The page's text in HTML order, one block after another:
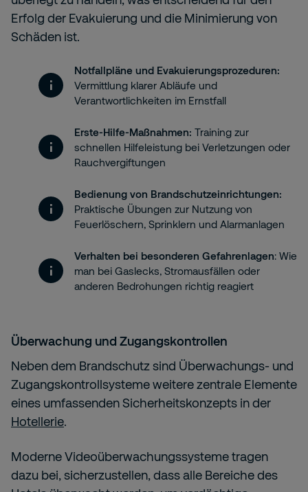
Erfolg der Evakuierung und die Minimierung von
Schäden ist.
Notfallpläne und Evakuierungsprozeduren:
Vermittlung klarer Abläufe und
Verantwortlichkeiten im Ernstfall
Erste-Hilfe-Maßnahmen: Training zur
schnellen Hilfeleistung bei Verletzungen oder
Rauchvergiftungen
Bedienung von Brandschutzeinrichtungen:
Praktische Übungen zur Nutzung von
Feuerlöschern, Sprinklern und Alarmanlagen
Verhalten bei besonderen Gefahrenlagen: Wie
man bei Gaslecks, Stromausfällen oder
anderen Bedrohungen richtig reagiert
Überwachung und Zugangskontrollen
Neben dem Brandschutz sind Überwachungs- und
Zugangskontrollsysteme weitere zentrale Elemente
eines umfassenden Sicherheitskonzepts in der
Hotellerie.
Moderne Videoüberwachungssysteme tragen
dazu bei, sicherzustellen, dass alle Bereiche des